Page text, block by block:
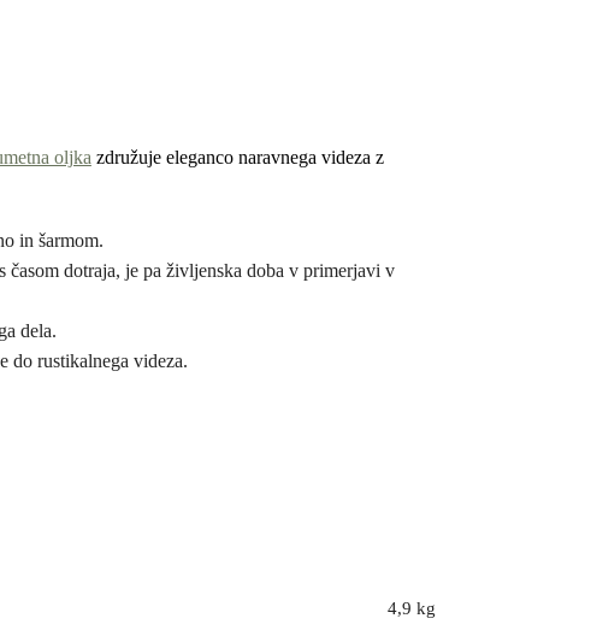
oljka združuje eleganco naravnega videza z
in šarmom.
dotraja, je pa življenska doba v primerjavi v
dela.
do rustikalnega videza.
4,9 kg